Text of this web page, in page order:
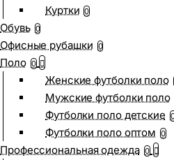
Куртки 0
Обувь 0
Офисные рубашки 0
Поло 0
Женские футболки поло
Мужские футболки поло
Футболки поло детские
Футболки поло оптом 0
Профессиональная одежда 0